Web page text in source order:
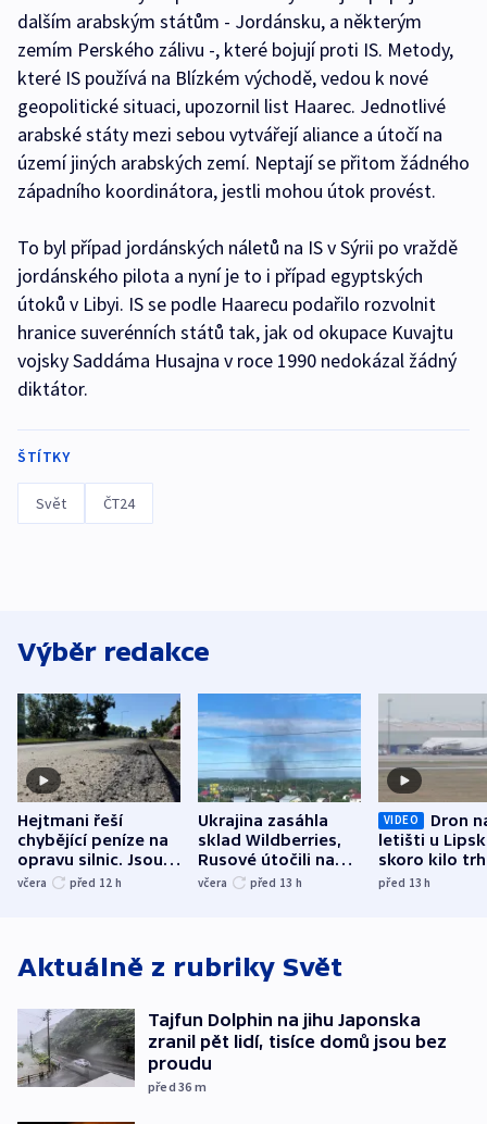
dalším arabským státům - Jordánsku, a některým
zemím Perského zálivu -, které bojují proti IS. Metody,
které IS používá na Blízkém východě, vedou k nové
geopolitické situaci, upozornil list Haarec. Jednotlivé
arabské státy mezi sebou vytvářejí aliance a útočí na
území jiných arabských zemí. Neptají se přitom žádného
západního koordinátora, jestli mohou útok provést.
To byl případ jordánských náletů na IS v Sýrii po vraždě
jordánského pilota a nyní je to i případ egyptských
útoků v Libyi. IS se podle Haarecu podařilo rozvolnit
hranice suverénních států tak, jak od okupace Kuvajtu
vojsky Saddáma Husajna v roce 1990 nedokázal žádný
diktátor.
ŠTÍTKY
Svět ČT24
Výběr redakce
Hejtmani řeší
chybějící peníze na
opravu silnic. Jsou
nenárokové, namítá
včera před 12 h
Ukrajina zasáhla
sklad Wildberries,
Rusové útočili na
trh, hasiče či
včera před 13 h
VIDEO
Dron
letišti u
skoro kilo
indicie
před 13h
Aktuálně z rubriky Svět
Tajfun Dolphin na jihu Japonska
zranil pět lidí, tisíce domů jsou bez
proudu
před 36 m